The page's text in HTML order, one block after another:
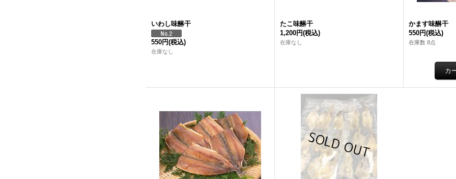
いわし味醂干
550円(税込)
在庫なし
たこ味醂干
1,200円(税込)
在庫なし
かます味醂干
550円(税込)
在庫数 8点